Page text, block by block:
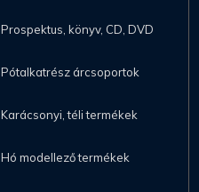
Prospektus, könyv, CD, DVD
Pótalkatrész árcsoportok
Karácsonyi, téli termékek
Hó modellező termékek